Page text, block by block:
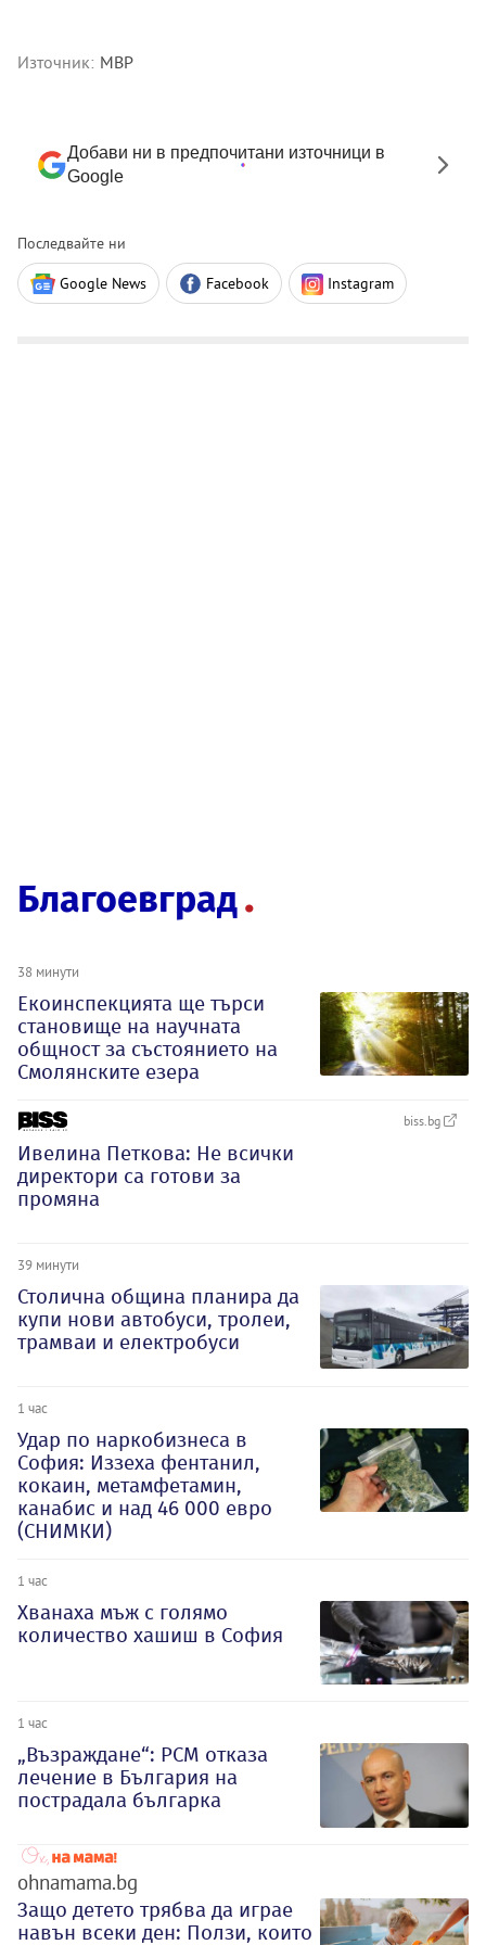
Източник: МВР
Добави ни в предпочитани източници в
Google
Последвайте ни
Google News Facebook Instagram
Благоевград
38 минути
Екоинспекцията ще търси
становище на научната
общност за състоянието на
Смолянските езера
biss.bg
Ивелина Петкова: Не всички
директори са готови за
промяна
39 минути
Столична община планира да
купи нови автобуси, тролеи,
трамваи и електробуси
1 час
Удар по наркобизнеса в
София: Иззеха фентанил,
кокаин, метамфетамин,
канабис и над 46 000 евро
(СНИМКИ)
1 час
Хванаха мъж с голямо
количество хашиш в София
1 час
„Възраждане“: РСМ отказа
лечение в България на
пострадала българка
ohnamama.bg
Защо детето трябва да играе
навън всеки ден: Ползи, които